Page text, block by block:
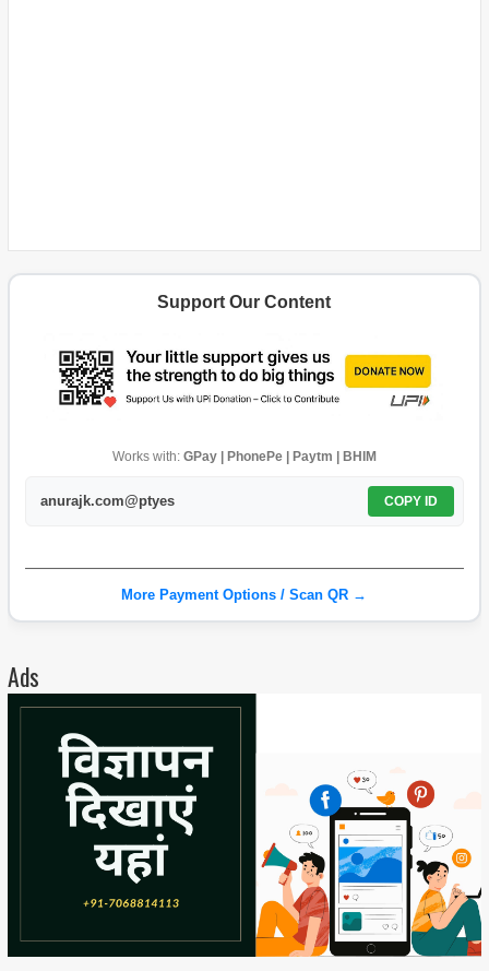
Support Our Content
Works with: GPay | PhonePe | Paytm | BHIM
anurajk.com@ptyes COPY ID
More Payment Options / Scan QR →
Ads